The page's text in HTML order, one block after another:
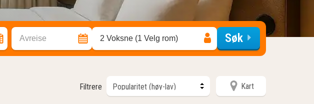
Avreise 2 Voksne (1 Velg rom) Søk
Filtrere Kart